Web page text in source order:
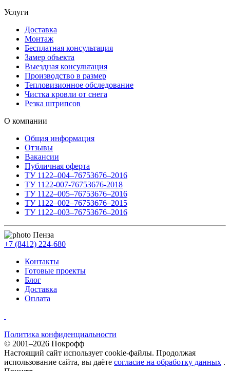
Услуги
Доставка
Монтаж
Бесплатная консультация
Замер объекта
Выездная консультация
Производство в размер
Тепловизионное обследование
Чистка кровли от снега
Резка штрипсов
О компании
Общая информация
Отзывы
Вакансии
Публичная оферта
ТУ 1122–004–76753676–2016
ТУ 1122-007-76753676-2018
ТУ 1122–005–76753676–2016
ТУ 1122–002–76753676–2015
ТУ 1122–003–76753676–2016
Пенза
+7 (8412) 224-680
Контакты
Готовые проекты
Блог
Доставка
Оплата
Политика конфиденциальности
© 2001–2026 Покрофф
Настоящий сайт использует cookie-файлы. Продолжая
использование сайта, вы даёте согласие на обработку данных .